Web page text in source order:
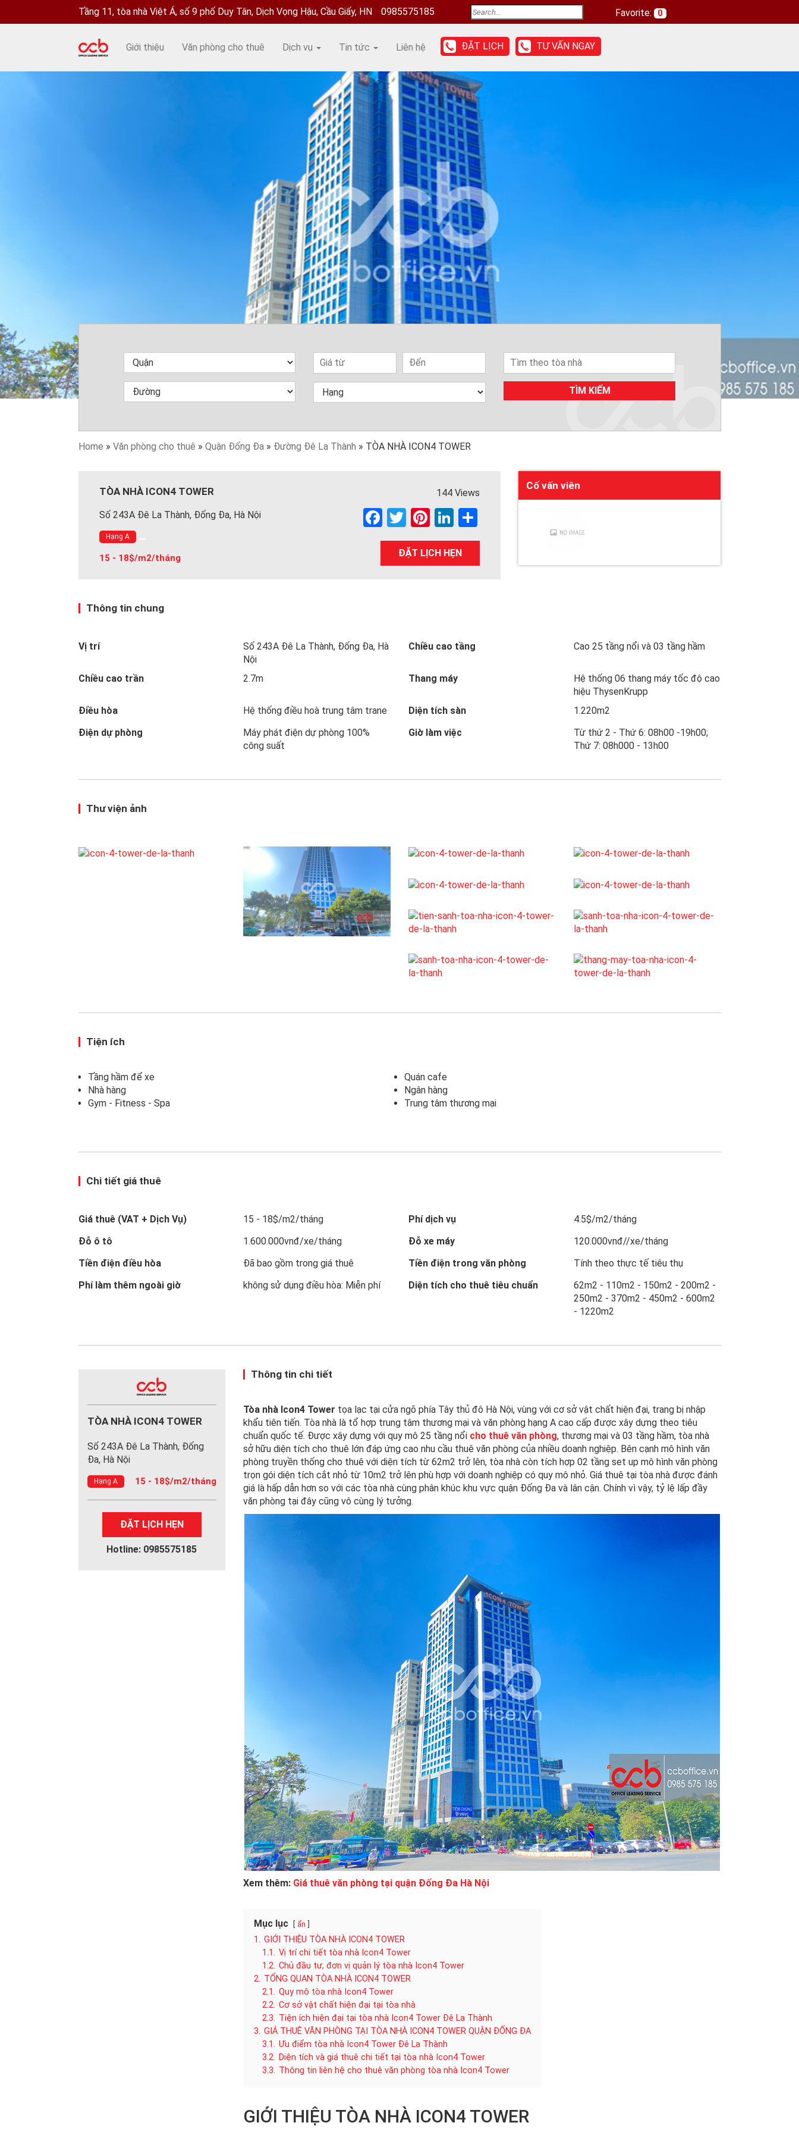
Tầng 11, tòa nhà Việt Á, số 9 phố Duy Tân, Dịch Vọng Hậu, Cầu Giấy, HN 0985575185 Favorite: 0
Giới thiệu Văn phòng cho thuê Dịch vụ Tin tức Liên hệ ĐẶT LỊCH TƯ VẤN NGAY
TÌM KIẾM
Home » Văn phòng cho thuê » Quận Đống Đa» Đường Đê La Thành » TÒA NHÀ ICON4 TOWER
TÒA NHÀ ICON4 TOWER
144 Views
Số 243A Đê La Thành, Đống Đa, Hà Nội
F
a
ce
T
wi
tt
Pi
nt
er
Li
n
ke
h
Hạng A
15 - 18$/m2/tháng ĐẶT LỊCH HẸN
Cố vấn viên
Thông tin chung
Vị trí
Số 243A Đê La Thành, Đống Đa, Hà
Nội
Chiều cao tầng Cao 25 tầng nổi và 03 tầng hầm
Chiều cao trần 2.7m Thang máy
Hệ thống 06 thang máy tốc độ cao
hiệu ThysenKrupp
Điều hòa
Hệ thống điều hoà trung tâm trane Diện tích sàn
1.220m2
Điện dự phòng
Máy phát điện dự phòng 100%
công suất
Giờ làm việc
Từ thứ 2 - Thứ 6: 08h00 -19h00;
Thứ 7: 08h000 - 13h00
Thư viện ảnh
Tiện ích
Tầng hầm để xe
Quán cafe
Nhà hàng
Ngân hàng
Gym - Fitness - Spa
Trung tâm thương mại
Chi tiết giá thuê
Giá thuê (VAT + Dịch Vụ) 15 - 18$/m2/tháng Phí dịch vụ
4.5$/m2/tháng
Đỗ ô tô
1.600.000vnđ/xe/tháng Đỗ xe máy
120.000vnđ//xe/tháng
Tiền điện điều hòa
Đã bao gồm trong giá thuê Tiền điện trong văn phòng
Tính theo thực tế tiêu thụ
Phí làm thêm ngoài giờ
không sử dụng điều hòa: Miễn phí Diện tích cho thuê tiêu chuẩn
62m2 - 110m2 - 150m2 - 200m2 -
250m2 - 370m2 - 450m2 - 600m2
- 1220m2
TÒA NHÀ ICON4 TOWER
Số 243A Đê La Thành, Đống
Đa, Hà Nội
Hạng A 15 - 18$/m2/tháng
ĐẶT LỊCH HẸN
Hotline: 0985575185
Thông tin chi tiết
Tòa nhà Icon4 Tower tọa lạc tại cửa ngõ phía Tây thủ đô Hà Nội, vùng với cơ sở vật chất hiện đại, trang bị nhập
khẩu tiên tiến. Tòa nhà là tổ hợp trung tâm thương mại và văn phòng hạng A cao cấp được xây dựng theo tiêu
chuẩn quốc tế. Được xây dựng với quy mô 25 tầng nổi cho thuê văn phòng, thương mại và 03 tầng hầm, tòa nhà
sở hữu diện tích cho thuê lớn đáp ứng cao nhu cầu thuê văn phòng của nhiều doanh nghiệp. Bên cạnh mô hình văn
phòng truyền thống cho thuê với diện tích từ 62m2 trở lên, tòa nhà còn tích hợp 02 tầng set up mô hình văn phòng
trọn gói diện tích cắt nhỏ từ 10m2 trở lên phù hợp với doanh nghiệp có quy mô nhỏ. Giá thuê tại tòa nhà được đánh
giá là hấp dẫn hơn so với các tòa nhà cùng phân khúc khu vực quận Đống Đa và lân cận. Chính vì vậy, tỷ lệ lấp đầy
văn phòng tại đây cũng vô cùng lý tưởng.
Xem thêm: Giá thuê văn phòng tại quận Đống Đa Hà Nội
Mục lục ẩn
1. GIỚI THIỆU TÒA NHÀ ICON4 TOWER
1.1. Vị trí chi tiết tòa nhà Icon4 Tower
1.2. Chủ đầu tư, đơn vị quản lý tòa nhà Icon4 Tower
2. TỔNG QUAN TÒA NHÀ ICON4 TOWER
2.1. Quy mô tòa nhà Icon4 Tower
2.2. Cơ sở vật chất hiện đại tại tòa nhà
2.3. Tiện ích hiện đại tại tòa nhà Icon4 Tower Đê La Thành
3. GIÁ THUÊ VĂN PHÒNG TẠI TÒA NHÀ ICON4 TOWER QUẬN ĐỐNG ĐA
3.1. Ưu điểm tòa nhà Icon4 Tower Đê La Thành
3.2. Diện tích và giá thuê chi tiết tại tòa nhà Icon4 Tower
3.3. Thông tin liên hệ cho thuê văn phòng tòa nhà Icon4 Tower
GIỚI THIỆU TÒA NHÀ ICON4 TOWER